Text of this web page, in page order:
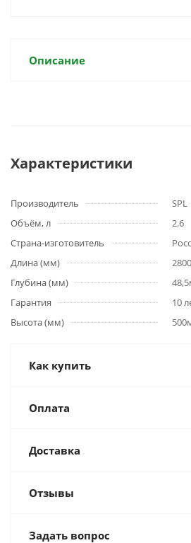
Описание
Характеристики
Производитель
SPL
Объём, л
2.6
Страна-изготовитель
Длина (мм)
2800
Глубина (мм)
Гарантия
10
Высота (мм)
Как купить
Оплата
Доставка
Отзывы
Задать вопрос